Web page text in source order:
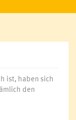
ist, haben sich
den